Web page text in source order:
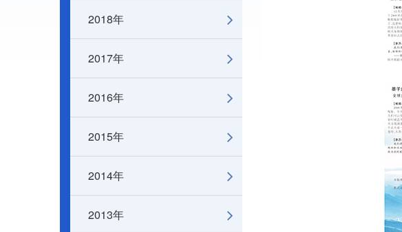
2018年
2017年
2016年
2015年
2014年
2013年